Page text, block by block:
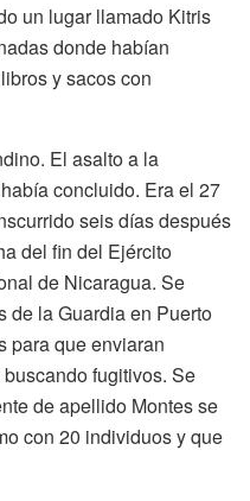
un lugar llamado Kitris
donde habían
y sacos con
El asalto a la
concluido. Era el 27
seis días después
del fin del Ejército
de Nicaragua. Se
de la Guardia en Puerto
para que enviaran
fugitivos. Se
de apellido Montes se
con 20 individuos y que